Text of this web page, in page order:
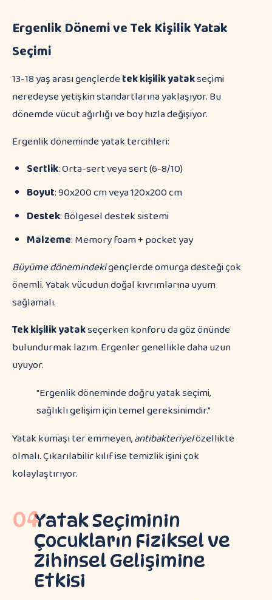
Ergenlik Dönemi ve Tek Kişilik Yatak
Seçimi
13-18 yaş arası gençlerdetek kişilik yatakseçimi
neredeyse yetişkin standartlarına yaklaşıyor. Bu
dönemde vücut ağırlığı ve boy hızla değişiyor.
Ergenlik döneminde yatak tercihleri:
Sertlik: Orta-sert veya sert (6-8/10)
Boyut: 90x200 cm veya 120x200 cm
Destek: Bölgesel destek sistemi
Malzeme: Memory foam + pocket yay
Büyüme dönemindekigençlerde omurga desteği çok
önemli. Yatak vücudun doğal kıvrımlarına uyum
sağlamalı.
Tek kişilik yatakseçerken konforu da göz önünde
bulundurmak lazım. Ergenler genellikle daha uzun
uyuyor.
"Ergenlik döneminde doğru yatak seçimi,
sağlıklı gelişim için temel gereksinimdir."
Yatak kumaşı ter emmeyen,antibakteriyelözellikte
olmalı. Çıkarılabilir kılıf ise temizlik işini çok
kolaylaştırıyor.
04Yatak Seçiminin
Çocukların Fiziksel ve
Zihinsel Gelişimine
Etkisi